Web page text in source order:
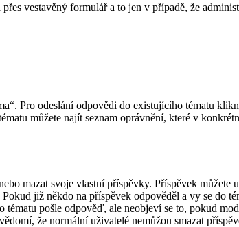
vestavěný formulář a to jen v případě, že
Pro odeslání odpovědi do existujícího tématu
můžete najít seznam oprávnění, které v
mazat svoje vlastní příspěvky. Příspěvek
již někdo na příspěvek odpověděl a vy se do
pošle odpověď, ale neobjeví se to, pokud
že normální uživatelé nemůžou smazat